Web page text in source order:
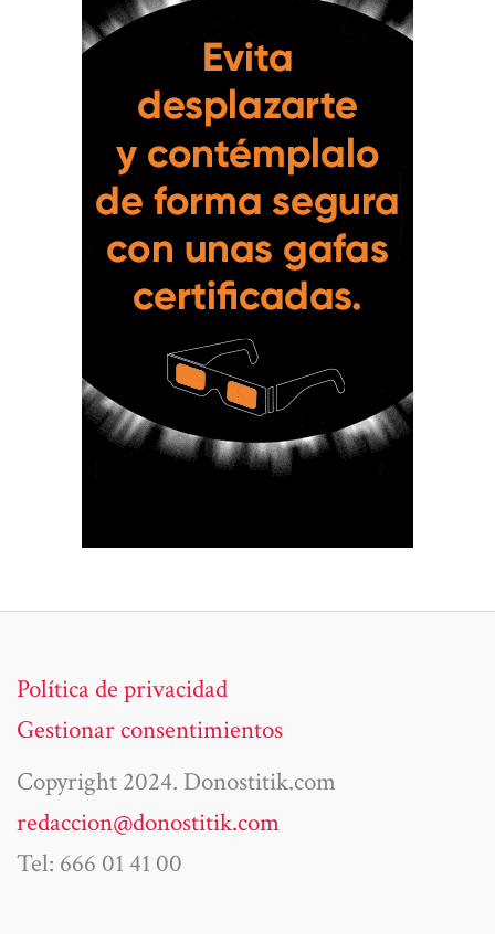
Política de privacidad
Gestionar consentimientos
Copyright 2024. Donostitik.com
redaccion@donostitik.com
Tel: 666 01 41 00